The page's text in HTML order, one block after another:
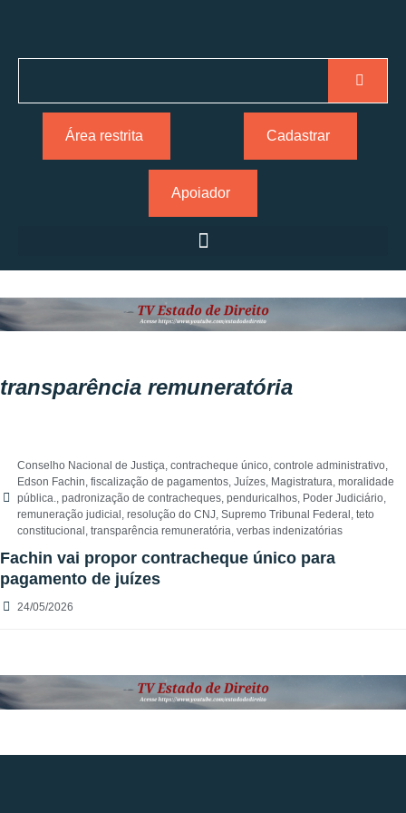
Área restrita Cadastrar
Apoiador
transparência remuneratória
Conselho Nacional de Justiça, contracheque único, controle administrativo,
Edson Fachin, fiscalização de pagamentos, Juízes, Magistratura, moralidade
pública., padronização de contracheques, penduricalhos, Poder Judiciário,
remuneração judicial , resolução do CNJ, Supremo Tribunal Federal , teto
constitucional , transparência remuneratória, verbas indenizatórias
Fachin vai propor contracheque único para
pagamento de juízes
24/05/2026